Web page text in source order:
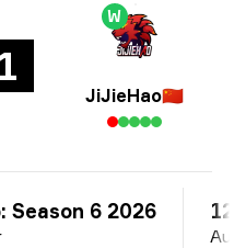
W
JiJieHao🇨🇳
Season 6 2026